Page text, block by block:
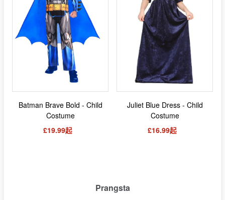
Batman Brave Bold - Child
Costume
£19.99起
Juliet Blue Dress - Child
Costume
£16.99起
Prangsta